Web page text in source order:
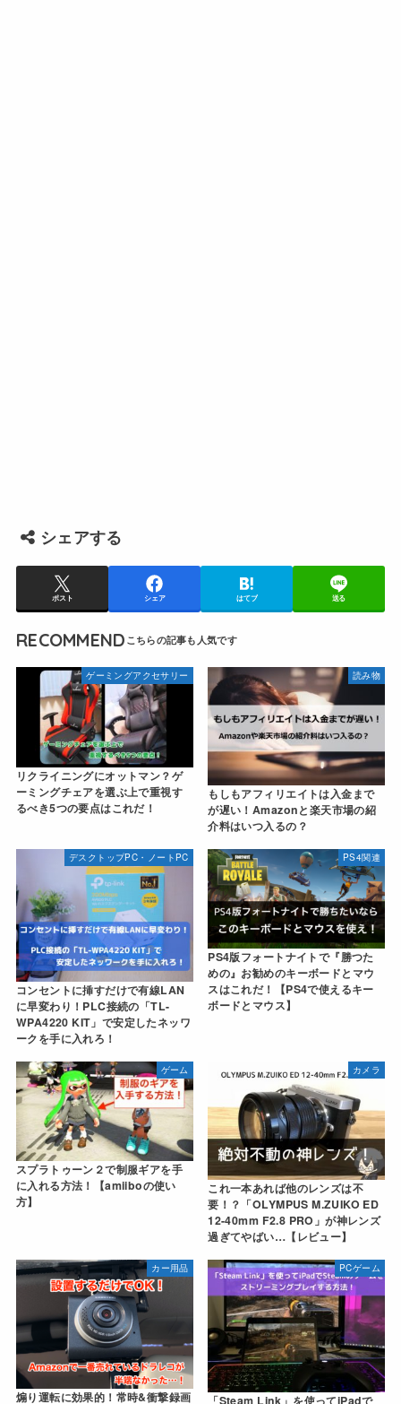
シェアする
ポスト シェア はてブ 送る
RECOMMEND
ゲーミングアクセサリー
リクライニングにオットマン？ゲ
ーミングチェアを選ぶ上で重視す
るべき5つの要点はこれだ！
読み物
もしもアフィリエイトは入金まで
が遅い！Amazonと楽天市場の紹
介料はいつ入るの？
デスクトップPC・ノートPC
コンセントに挿すだけで有線LAN
に早変わり！PLC接続の「TL-
WPA4220 KIT」で安定したネッワ
ークを手に入れろ！
PS4関連
PS4版フォートナイトで『勝つた
めの』お勧めのキーボードとマウ
スはこれだ！【PS4で使えるキー
ボードとマウス】
ゲーム
スプラトゥーン２で制服ギアを手
に入れる方法！【amiiboの使い
方】
カメラ
これ一本あれば他のレンズは不
要！？「OLYMPUS M.ZUIKO ED
12-40mm F2.8 PRO」が神レンズ
過ぎてやばい…【レビュー】
カー用品
煽り運転に効果的！常時&衝撃録画
PCゲーム
「Steam Link」を使ってiPadで